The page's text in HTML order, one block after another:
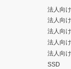
されている著作
発生した場合は
法人向
法人向
法人向
法人向
法人向
SSD